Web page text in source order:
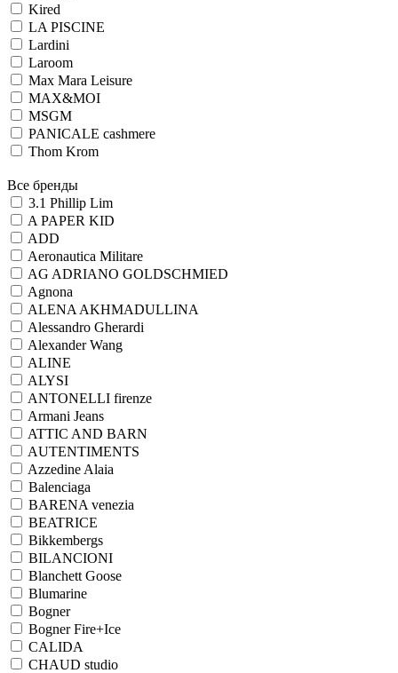
Kired
LA PISCINE
Lardini
Laroom
Max Mara Leisure
MAX&MOI
MSGM
PANICALE cashmere
Thom Krom
Все бренды
3.1 Phillip Lim
A PAPER KID
ADD
Aeronautica Militare
AG ADRIANO GOLDSCHMIED
Agnona
ALENA AKHMADULLINA
Alessandro Gherardi
Alexander Wang
ALINE
ALYSI
ANTONELLI firenze
Armani Jeans
ATTIC AND BARN
AUTENTIMENTS
Azzedine Alaia
Balenciaga
BARENA venezia
BEATRICE
Bikkembergs
BILANCIONI
Blanchett Goose
Blumarine
Bogner
Bogner Fire+Ice
CALIDA
CHAUD studio